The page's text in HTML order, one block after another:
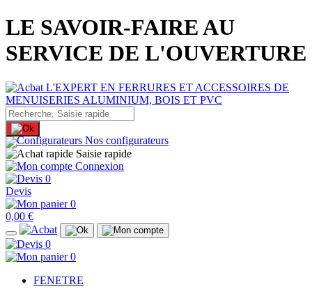
LE SAVOIR-FAIRE AU
SERVICE DE L'OUVERTURE
Nos configurateurs
Saisie rapide
Connexion
0
Devis
0
0,00 €
0
0
FENETRE